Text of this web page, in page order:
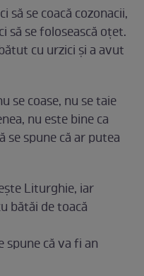
să se coacă cozonacii,
să se folosească oţet.
cu urzici şi a avut
se coase, nu se taie
nu este bine ca
se spune că ar putea
Liturghie, iar
bătăi de toacă
spune că va fi an